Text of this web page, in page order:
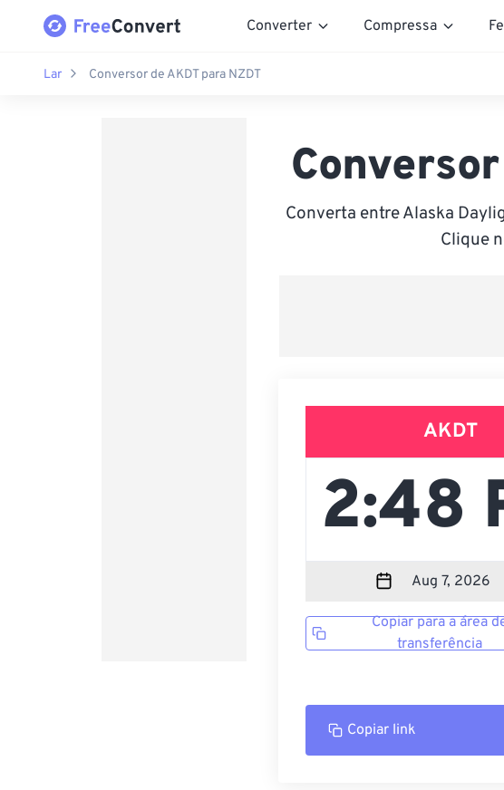
Converter Compressa
Lar Conversor de AKDT para NZDT
Converta entre Alaska
Clique
AKDT
Copiar para a área
transferência
Copiar link